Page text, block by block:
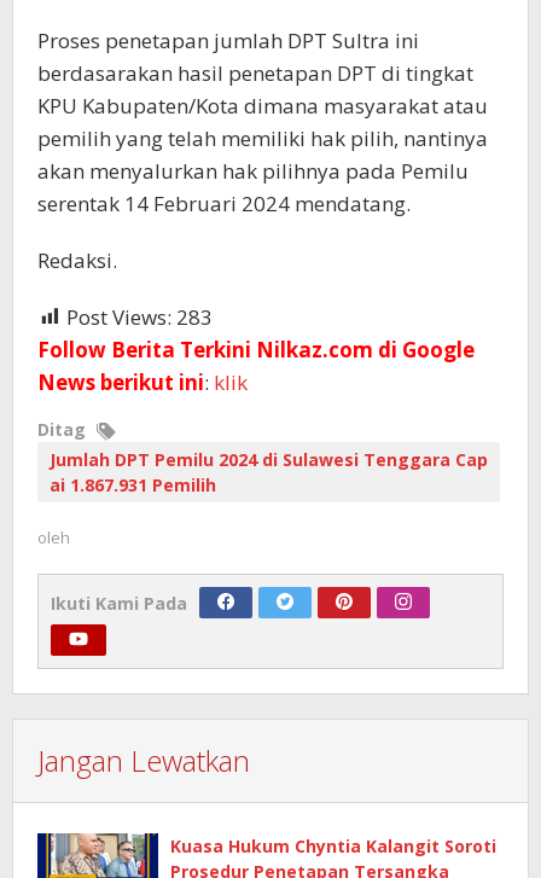
Proses penetapan jumlah DPT Sultra ini
berdasarakan hasil penetapan DPT di tingkat
KPU Kabupaten/Kota dimana masyarakat atau
pemilih yang telah memiliki hak pilih, nantinya
akan menyalurkan hak pilihnya pada Pemilu
serentak 14 Februari 2024 mendatang.
Redaksi.
Post Views: 283
Follow Berita Terkini Nilkaz.com di Google
News berikut ini: klik
Ditag
Jumlah DPT Pemilu 2024 di Sulawesi Tenggara Cap
ai 1.867.931 Pemilih
oleh
Ikuti Kami Pada
Jangan Lewatkan
Kuasa Hukum Chyntia Kalangit Soroti
Prosedur Penetapan Tersangka